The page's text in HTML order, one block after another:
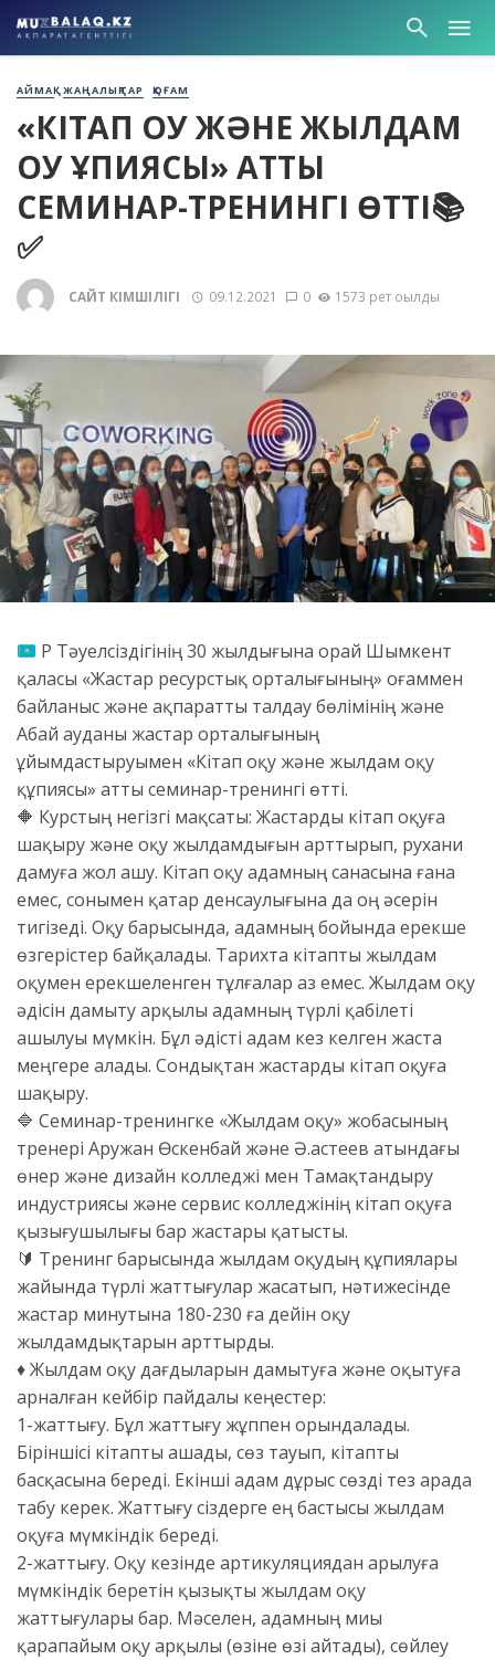
АЙМАҚ ЖАҢАЛЫҚТАР ҚОҒАМ
«КІТАП ОҚУ ЖӘНЕ ЖЫЛДАМ
ОҚУ ҚҰПИЯСЫ» АТТЫ
СЕМИНАР-ТРЕНИНГІ ӨТТІ📚
✅
САЙТ ӘКІМШІЛІГІ 09.12.2021 0 1573 рет оқылды
ҚР Тәуелсіздігінің 30 жылдығына орай Шымкент
қаласы «Жастар ресурстық орталығының» Қоғаммен
байланыс және ақпаратты талдау бөлімінің және
Абай ауданы жастар орталығының
ұйымдастыруымен «Кітап оқу және жылдам оқу
құпиясы» атты семинар-тренингі өтті.
🔶 Курстың негізгі мақсаты: Жастарды кітап оқуға
шақыру және оқу жылдамдығын арттырып, рухани
дамуға жол ашу. Кітап оқу адамның санасына ғана
емес, сонымен қатар денсаулығына да оң әсерін
тигізеді. Оқу барысында, адамның бойында ерекше
өзгерістер байқалады. Тарихта кітапты жылдам
оқумен ерекшеленген тұлғалар аз емес. Жылдам оқу
әдісін дамыту арқылы адамның түрлі қабілеті
ашылуы мүмкін. Бұл әдісті адам кез келген жаста
меңгере алады. Сондықтан жастарды кітап оқуға
шақыру.
🔷 Семинар-тренингке «Жылдам оқу» жобасының
тренері Аружан Өскенбай және Ә.Қастеев атындағы
өнер және дизайн колледжі мен Тамақтандыру
индустриясы және сервис колледжінің кітап оқуға
қызығушылығы бар жастары қатысты.
🔰 Тренинг барысында жылдам оқудың құпиялары
жайында түрлі жаттығулар жасатып, нәтижесінде
жастар минутына 180-230 ға дейін оқу
жылдамдықтарын арттырды.
♦️ Жылдам оқу дағдыларын дамытуға және оқытуға
арналған кейбір пайдалы кеңестер:
1-жаттығу. Бұл жаттығу жұппен орындалады.
Біріншісі кітапты ашады, сөз тауып, кітапты
басқасына береді. Екінші адам дұрыс сөзді тез арада
табу керек. Жаттығу сіздерге ең бастысы жылдам
оқуға мүмкіндік береді.
2-жаттығу. Оқу кезінде артикуляциядан арылуға
мүмкіндік беретін қызықты жылдам оқу
жаттығулары бар. Мәселен, адамның миы
қарапайым оқу арқылы (өзіне өзі айтады), сөйлеу